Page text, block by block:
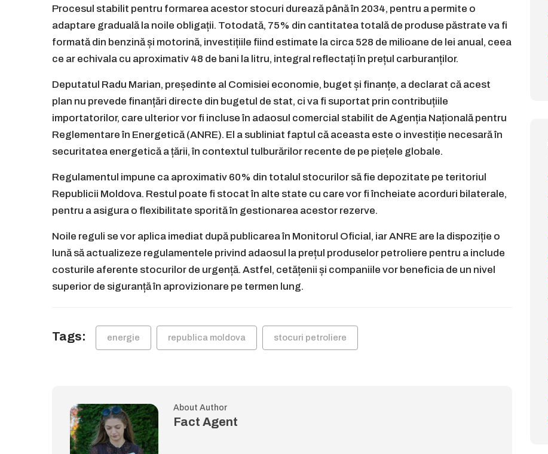
Procesul stabilit pentru formarea acestor stocuri durează până în 2034, pentru a permite o
adaptare graduală la noile obligații. Totodată, 75% din cantitatea totală de produse păstrate va fi
formată din benzină și motorină, investițiile fiind estimate la circa 528 de milioane de lei anual, ceea
ce ar echivala cu aproximativ 48 de bani la litru, integral reflectați în prețul carburanților.
Deputatul Radu Marian, președinte al Comisiei economie, buget și finanțe, a declarat că acest
plan nu prevede finanțări directe din bugetul de stat, ci va fi suportat prin contribuțiile
importatorilor, care ulterior vor fi incluse în adaosul comercial stabilit de Agenția Națională pentru
Reglementare în Energetică (ANRE). El a subliniat faptul că aceasta este o investiție necesară în
securitatea energetică a țării, în contextul tulburărilor recente de pe piețele globale.
Regulamentul impune ca aproximativ 60% din totalul stocurilor să fie depozitate pe teritoriul
Republicii Moldova. Restul poate fi stocat în alte state cu care vor fi încheiate acorduri bilaterale,
pentru a asigura o flexibilitate sporită în gestionarea acestor rezerve.
Noile reguli se vor aplica imediat după publicarea în Monitorul Oficial, iar ANRE are la dispoziție o
lună să actualizeze regulamentele privind adaosul la prețul produselor petroliere pentru a include
costurile aferente stocurilor de urgență. Astfel, cetățenii și companiile vor beneficia de un nivel
superior de siguranță în aprovizionare pe termen lung.
Tags: energie republica moldova stocuri petroliere
About Author
Fact Agent